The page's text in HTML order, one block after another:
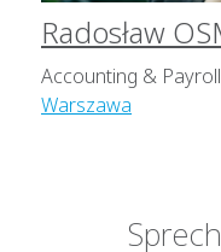
Radosław
Accounting &
Warszawa